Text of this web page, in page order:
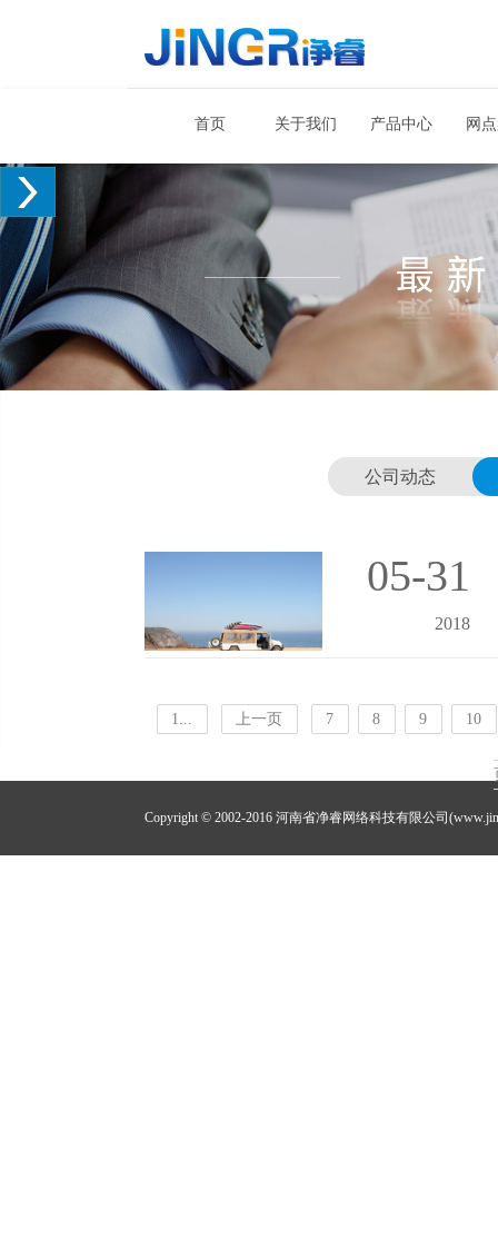
首页 关于我们 产品中心 网
公司动态
05-31
2018
1... 上一页 7 8 9 10
Copyright © 2002-2016 河南省净睿网络科技有限公司